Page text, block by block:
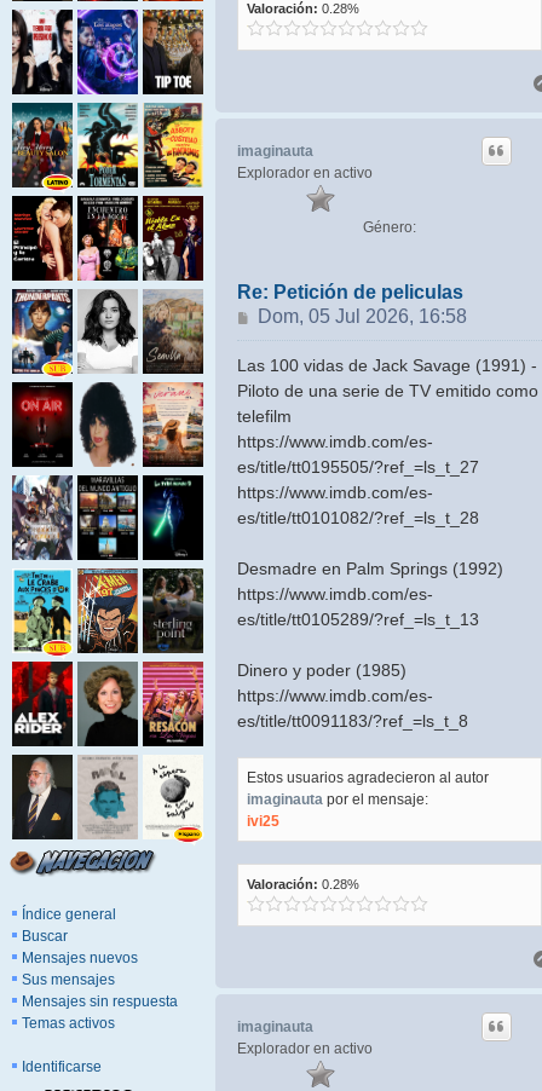
Índice general
Buscar
Mensajes nuevos
Sus mensajes
Mensajes sin respuesta
Temas activos
Identificarse
Valoración: 0.28%
imaginauta
Explorador en activo
Género:
Re: Petición de peliculas
Mensaje
Dom, 05 Jul 2026, 16:58
Las 100 vidas de Jack Savage (1991) -
Piloto de una serie de TV emitido como
telefilm
https://www.imdb.com/es-
es/title/tt0195505/?ref_=ls_t_27
https://www.imdb.com/es-
es/title/tt0101082/?ref_=ls_t_28
Desmadre en Palm Springs (1992)
https://www.imdb.com/es-
es/title/tt0105289/?ref_=ls_t_13
Dinero y poder (1985)
https://www.imdb.com/es-
es/title/tt0091183/?ref_=ls_t_8
Estos usuarios agradecieron al autor
imaginauta por el mensaje:
ivi25
Valoración: 0.28%
imaginauta
Explorador en activo